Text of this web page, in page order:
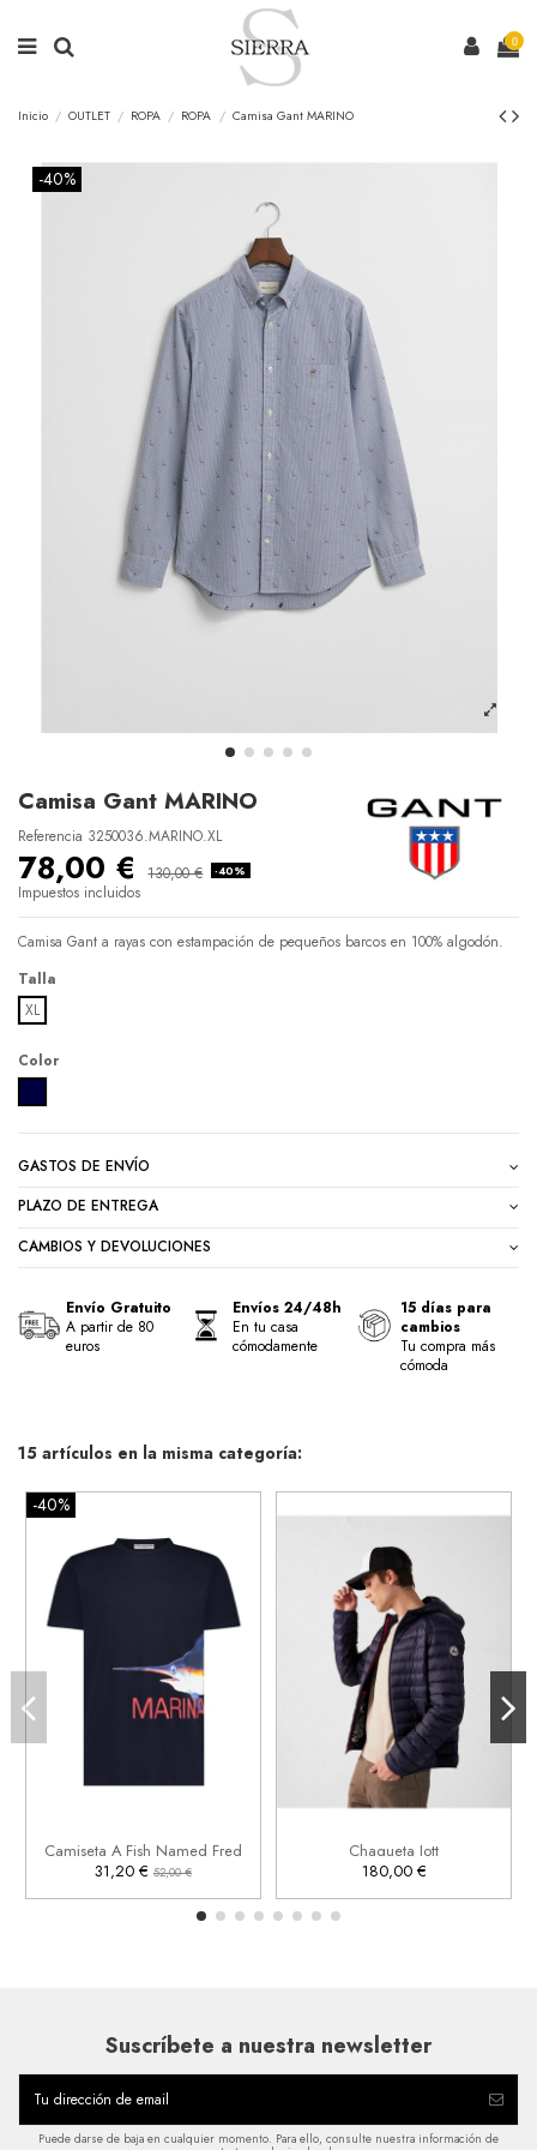
0
Inicio OUTLET ROPA ROPA Camisa Gant MARINO
-40%
Camisa Gant MARINO
Referencia 3250036.MARINO.XL
78,00 € 130,00 € -40%
Impuestos incluidos
Camisa Gant a rayas con estampación de pequeños barcos en 100% algodón.
Talla
XL
Color
GASTOS DE ENVÍO
PLAZO DE ENTREGA
CAMBIOS Y DEVOLUCIONES
Envío Gratuito
A partir de 80
euros
Envíos 24/48h
En tu casa
cómodamente
15 días para
cambios
Tu compra más
cómoda
15 artículos en la misma categoría:
-40%
Camiseta A Fish Named Fred
31,20 € 52,00 €
 Añadir al carrito
Chaqueta Jott
180,00 €
Añadir al carrito
Suscríbete a nuestra newsletter
Puede darse de baja en cualquier momento. Para ello, consulte nuestra información de